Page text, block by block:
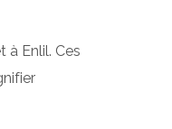
à Enlil. Ces